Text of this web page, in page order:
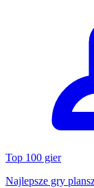
Top 100 gier
Najlepsze gry